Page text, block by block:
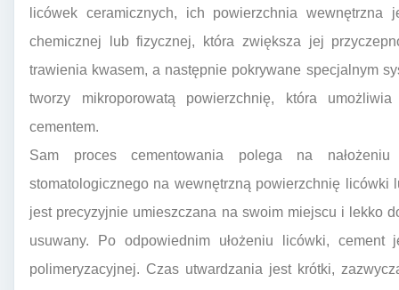
licówek ceramicznych, ich powierzchnia wewnętrzna
chemicznej lub fizycznej, która zwiększa jej
trawienia kwasem, a następnie pokrywane specjalnym
tworzy mikroporowatą powierzchnię, która
cementem.
Sam proces cementowania polega na
stomatologicznego na wewnętrzną powierzchnię
jest precyzyjnie umieszczana na swoim miejscu i lekko
usuwany. Po odpowiednim ułożeniu licówki, cement
polimeryzacyjnej. Czas utwardzania jest krótki,